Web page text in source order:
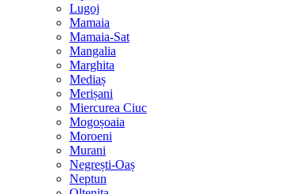
Lugoj
Mamaia
Mamaia-Sat
Mangalia
Marghita
Mediaș
Merișani
Miercurea Ciuc
Mogoșoaia
Moroeni
Murani
Negrești-Oaș
Neptun